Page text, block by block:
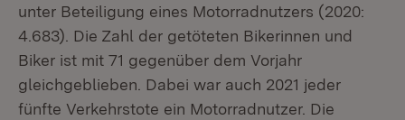
unter Beteiligung eines Motorradnutzers (2020:
4.683). Die Zahl der getöteten Bikerinnen und
Biker ist mit 71 gegenüber dem Vorjahr
gleichgeblieben. Dabei war auch 2021 jeder
fünfte Verkehrstote ein Motorradnutzer. Die